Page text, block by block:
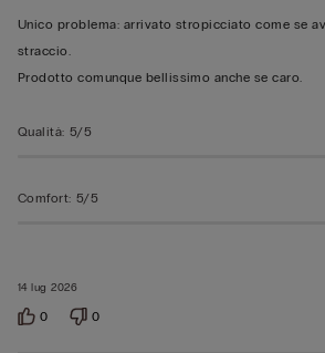
5
14 lug 2026
Unico problema: arrivato stropicciato come se
straccio.
Prodotto comunque bellissimo anche se caro.
Qualità: 5/5
Comfort: 5/5
0 0